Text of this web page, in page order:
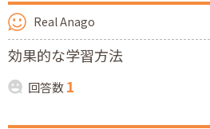
Real Anago
効果的な学習方法
回答数1